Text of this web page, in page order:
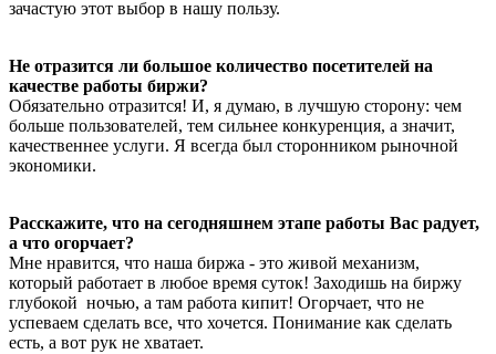
зачастую этот выбор в нашу пользу.
Не отразится ли большое количество посетителей на
качестве работы биржи?
Обязательно отразится! И, я думаю, в лучшую сторону: чем
больше пользователей, тем сильнее конкуренция, а значит,
качественнее услуги. Я всегда был сторонником рыночной
экономики.
Расскажите, что на сегодняшнем этапе работы Вас радует,
а что огорчает?
Мне нравится, что наша биржа - это живой механизм,
который работает в любое время суток! Заходишь на биржу
глубокой ночью, а там работа кипит! Огорчает, что не
успеваем сделать все, что хочется. Понимание как сделать
есть, а вот рук не хватает.